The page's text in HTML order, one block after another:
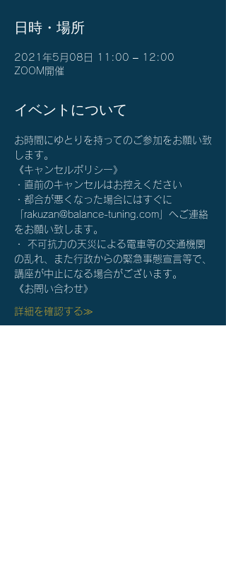
日時・場所
2021年5月08日 11:00 – 12:00
ZOOM開催
イベントについて
お時間にゆとりを持ってのご参加をお願い致
します。
《キャンセルポリシー》
・直前のキャンセルはお控えください
・都合が悪くなった場合にはすぐに
「rakuzan@balance-tuning.com」へご連絡
をお願い致します。
・ 不可抗力の天災による電車等の交通機関
の乱れ、また行政からの緊急事態宣言等で、
講座が中止になる場合がございます。
《お問い合わせ》
詳細を確認する≫